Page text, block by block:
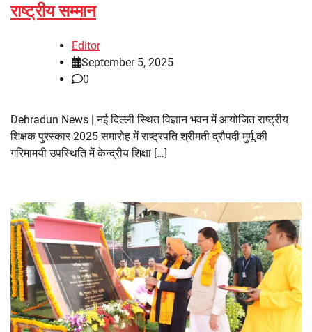
राष्ट्रीय सम्मान
Editor
September 5, 2025
0
Dehradun News | नई दिल्ली स्थित विज्ञान भवन में आयोजित राष्ट्रीय
शिक्षक पुरस्कार-2025 समारोह में राष्ट्रपति श्रीमती द्रौपदी मुर्मू की
गरिमामयी उपस्थिति में केन्द्रीय शिक्षा […]